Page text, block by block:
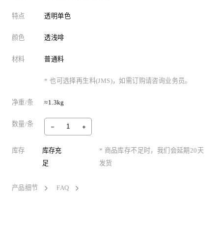
特点 透明单色
颜色 透浅啡
材料 普通料
* 也可选择再生料(JMS)，如需订购请咨询业务员。
净重/条 ≈1.3kg
数量/条
库存
库存充
足
* 商品库存不足时，我们会延期20天
发货
产品细节 FAQ